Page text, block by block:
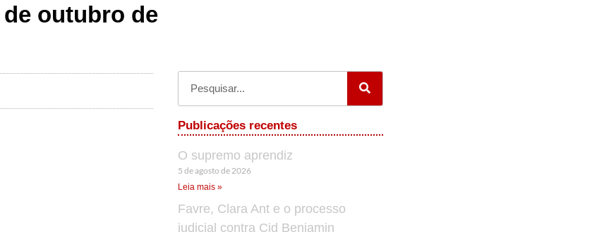
de outubro de
Publicações recentes
O supremo aprendiz
5 de agosto de 2026
Leia mais »
Favre, Clara Ant e o processo
judicial contra Cid Benjamin